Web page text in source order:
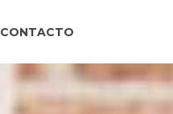
CONTACTO